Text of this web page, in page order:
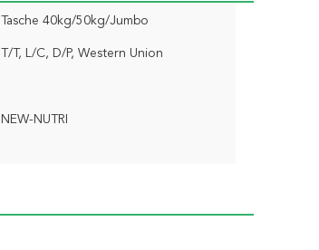
Tasche 40kg/50kg/Jumbo
T/T, L/C, D/P, Western Union
NEW-NUTRI